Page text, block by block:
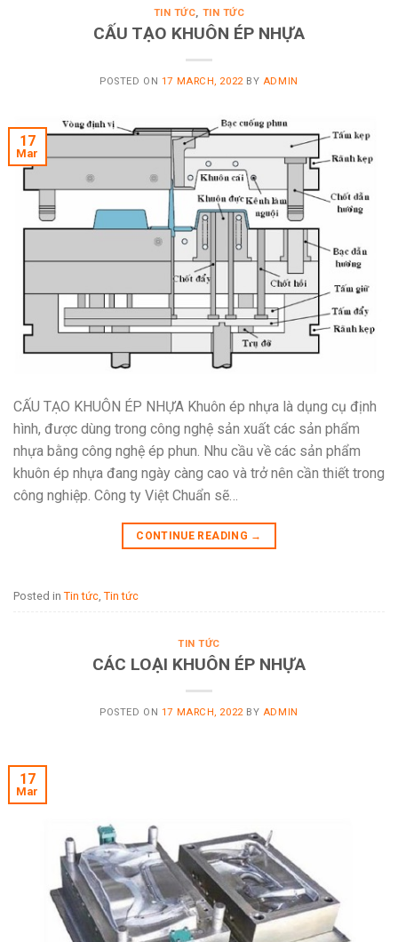
TIN TỨC, TIN TỨC
CẤU TẠO KHUÔN ÉP NHỰA
POSTED ON 17 MARCH, 2022BY ADMIN
17
Mar
CẤU TẠO KHUÔN ÉP NHỰA Khuôn ép nhựa là dụng cụ định
hình, được dùng trong công nghệ sản xuất các sản phẩm
nhựa bằng công nghệ ép phun. Nhu cầu về các sản phẩm
khuôn ép nhựa đang ngày càng cao và trở nên cần thiết trong
công nghiệp. Công ty Việt Chuẩn sẽ…
CONTINUE READING →
Posted in Tin tức Tin tức
TIN TỨC
CÁC LOẠI KHUÔN ÉP NHỰA
POSTED ON 17 MARCH, 2022BY ADMIN
17
Mar